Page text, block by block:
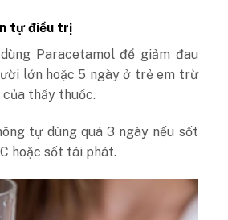
tự điều trị
Paracetamol để giảm đau
lớn hoặc 5 ngày ở trẻ em trừ
của thầy thuốc.
tự dùng quá 3 ngày nếu sốt
hoặc sốt tái phát.